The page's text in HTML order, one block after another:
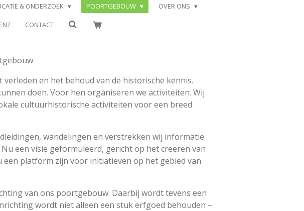
& ONDERZOEK POORTGEBOUW OVER ONS
CONTACT
en het behoud van de historische kennis.
doen. Voor hen organiseren we activiteiten. Wij
cultuurhistorische activiteiten voor een breed
wandelingen en verstrekken wij informatie
een visie geformuleerd, gericht op het creëren van
platform zijn voor initiatieven op het gebied van
van ons poortgebouw. Daarbij wordt tevens een
wordt niet alleen een stuk erfgoed behouden –